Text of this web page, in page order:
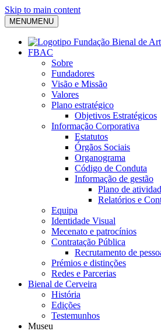
Skip to main content
MENUMENU
FBAC
Sobre
Fundadores
Visão e Missão
Valores
Plano estratégico
Objetivos Estratégicos
Informação Corporativa
Estatutos
Órgãos Sociais
Organograma
Código de Conduta
Informação de gestão
Plano de
Relatórios e
Equipa
Identidade Visual
Mecenato e patrocínios
Contratação Pública
Recrutamento de
Prémios e distinções
Redes e Parcerias
Bienal de Cerveira
História
Edições
Testemunhos
Museu